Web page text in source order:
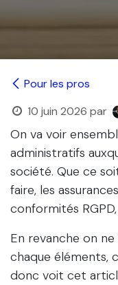
Pour les pros
10 juin 2026 par
On va voir
administratifs
société. Que ce
faire, les
conformités
En revanche on
chaque éléments,
donc voit cet